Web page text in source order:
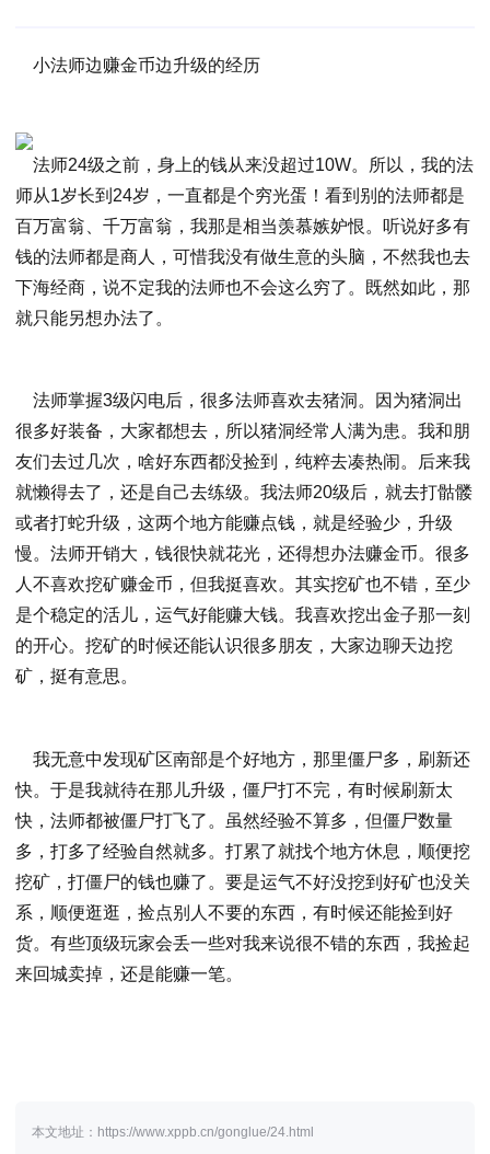
小法师边赚金币边升级的经历
法师24级之前，身上的钱从来没超过10W。所以，我的法
师从1岁长到24岁，一直都是个穷光蛋！看到别的法师都是
百万富翁、千万富翁，我那是相当羡慕嫉妒恨。听说好多有
钱的法师都是商人，可惜我没有做生意的头脑，不然我也去
下海经商，说不定我的法师也不会这么穷了。既然如此，那
就只能另想办法了。
法师掌握3级闪电后，很多法师喜欢去猪洞。因为猪洞出
很多好装备，大家都想去，所以猪洞经常人满为患。我和朋
友们去过几次，啥好东西都没捡到，纯粹去凑热闹。后来我
就懒得去了，还是自己去练级。我法师20级后，就去打骷髅
或者打蛇升级，这两个地方能赚点钱，就是经验少，升级
慢。法师开销大，钱很快就花光，还得想办法赚金币。很多
人不喜欢挖矿赚金币，但我挺喜欢。其实挖矿也不错，至少
是个稳定的活儿，运气好能赚大钱。我喜欢挖出金子那一刻
的开心。挖矿的时候还能认识很多朋友，大家边聊天边挖
矿，挺有意思。
我无意中发现矿区南部是个好地方，那里僵尸多，刷新还
快。于是我就待在那儿升级，僵尸打不完，有时候刷新太
快，法师都被僵尸打飞了。虽然经验不算多，但僵尸数量
多，打多了经验自然就多。打累了就找个地方休息，顺便挖
挖矿，打僵尸的钱也赚了。要是运气不好没挖到好矿也没关
系，顺便逛逛，捡点别人不要的东西，有时候还能捡到好
货。有些顶级玩家会丢一些对我来说很不错的东西，我捡起
来回城卖掉，还是能赚一笔。
本文地址：https://www.xppb.cn/gonglue/24.html